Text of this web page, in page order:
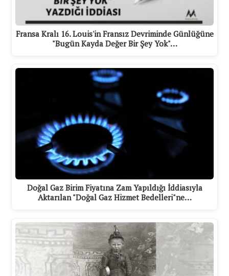
Fransa Kralı 16. Louis'in Fransız Devriminde Günlüğüne
"Bugün Kayda Değer Bir Şey Yok"…
Doğal Gaz Birim Fiyatına Zam Yapıldığı İddiasıyla
Aktarılan "Doğal Gaz Hizmet Bedelleri"ne…